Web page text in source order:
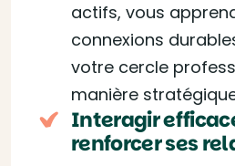
actifs, vous
connexions
votre cercle
manière
Interagir
renforcer ses